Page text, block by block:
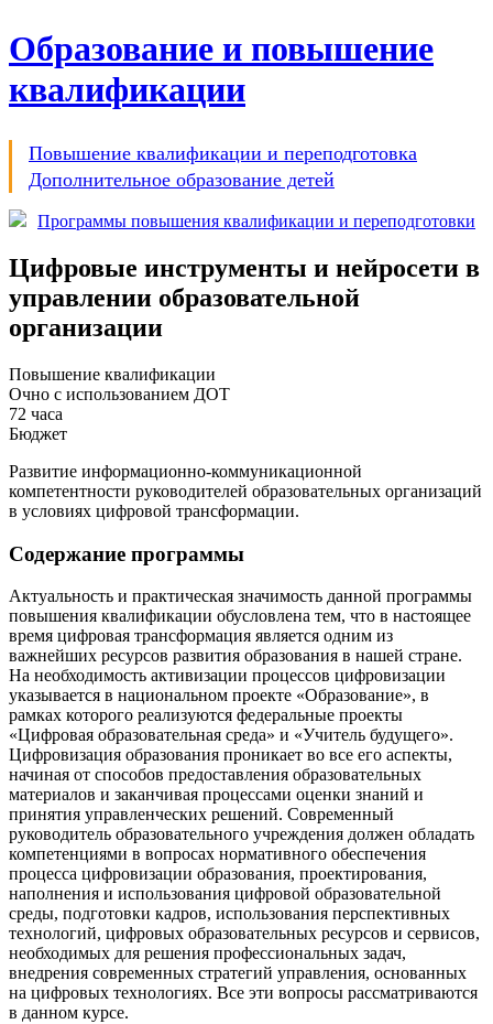
Образование и повышение
квалификации
Повышение квалификации и переподготовка
Дополнительное образование детей
Программы повышения квалификации и переподготовки
Цифровые инструменты и нейросети в
управлении образовательной
организации
Повышение квалификации
Очно с использованием ДОТ
72 часа
Бюджет
Развитие информационно-коммуникационной
компетентности руководителей образовательных организаций
в условиях цифровой трансформации.
Содержание программы
Актуальность и практическая значимость данной программы
повышения квалификации обусловлена тем, что в настоящее
время цифровая трансформация является одним из
важнейших ресурсов развития образования в нашей стране.
На необходимость активизации процессов цифровизации
указывается в национальном проекте «Образование», в
рамках которого реализуются федеральные проекты
«Цифровая образовательная среда» и «Учитель будущего».
Цифровизация образования проникает во все его аспекты,
начиная от способов предоставления образовательных
материалов и заканчивая процессами оценки знаний и
принятия управленческих решений. Современный
руководитель образовательного учреждения должен обладать
компетенциями в вопросах нормативного обеспечения
процесса цифровизации образования, проектирования,
наполнения и использования цифровой образовательной
среды, подготовки кадров, использования перспективных
технологий, цифровых образовательных ресурсов и сервисов,
необходимых для решения профессиональных задач,
внедрения современных стратегий управления, основанных
на цифровых технологиях. Все эти вопросы рассматриваются
в данном курсе.